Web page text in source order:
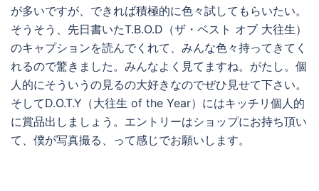
が多いですが、できれば積極的に色々試してもらいたい。
そうそう、先日書いたT.B.O.D（ザ・ベスト オブ 大往生）
のキャプションを読んでくれて、みんな色々持ってきてく
れるので驚きました。みんなよく見てますね。がたし。個
人的にそういうの見るの大好きなのでぜひ見せて下さい。
そしてD.O.T.Y（大往生 of the Year）にはキッチリ個人的
に賞品出しましょう。エントリーはショップにお持ち頂い
て、僕が写真撮る、って感じでお願いします。